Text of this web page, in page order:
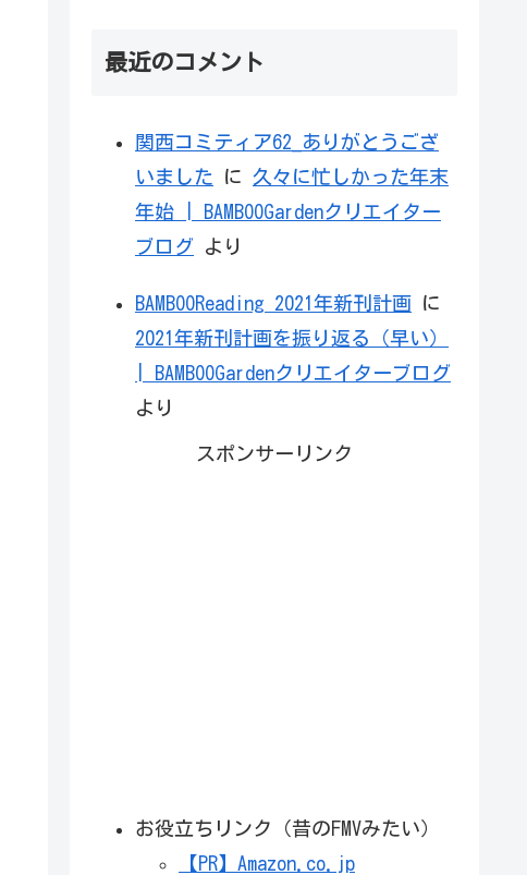
最近のコメント
関西コミティア62_ありがとうござ
いました
に 久々に忙しかった年末
年始 | BAMBOOGardenクリエイター
ブログ より
BAMBOOReading 2021年新刊計画 に
2021年新刊計画を振り返る（早い）
| BAMBOOGardenクリエイターブログ
より
スポンサーリンク
お役立ちリンク（昔のFMVみたい）
【PR】Amazon.co.jp